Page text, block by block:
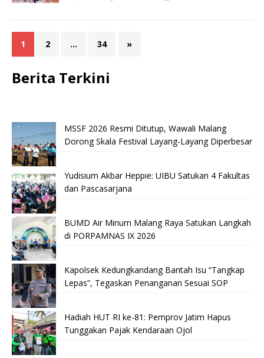
1 2 … 34 »
Berita Terkini
MSSF 2026 Resmi Ditutup, Wawali Malang
Dorong Skala Festival Layang-Layang Diperbesar
Yudisium Akbar Heppie: UIBU Satukan 4 Fakultas
dan Pascasarjana
BUMD Air Minum Malang Raya Satukan Langkah
di PORPAMNAS IX 2026
Kapolsek Kedungkandang Bantah Isu “Tangkap
Lepas”, Tegaskan Penanganan Sesuai SOP
Hadiah HUT RI ke-81: Pemprov Jatim Hapus
Tunggakan Pajak Kendaraan Ojol